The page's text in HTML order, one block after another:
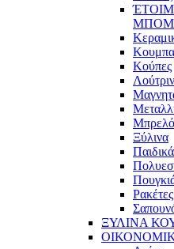
Κούπες
Ξύλινα
Παιδικά
Ρακέτες
ΞΥΛΙΝΑ